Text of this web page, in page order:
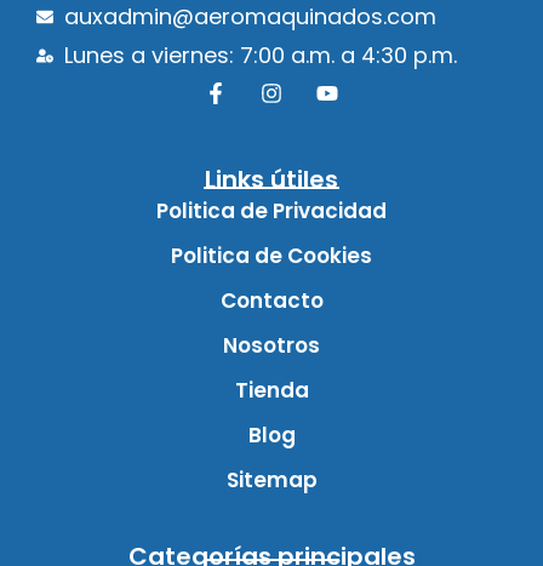
auxadmin@aeromaquinados.com
Lunes a viernes: 7:00 a.m. a 4:30 p.m.
Links útiles
Politica de Privacidad
Politica de Cookies
Contacto
Nosotros
Tienda
Blog
Sitemap
Categorías principales